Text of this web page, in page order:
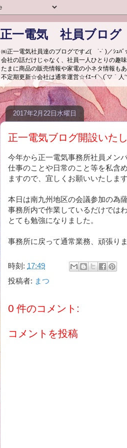
正一電気 社員ブログ
㈱正一電気社員達のブログです∠( ˙-˙ )／ｼｭﾊﾞｯ
会社の話だけじゃなく、社員一人ひとりの趣
たまに商品の販売情報や家電の小ネタ情報もあ
不定期更新☆会社は通常運営☆ｲｴｰｲ＼(´▽｀人
2017年2月22日水曜日
正一電気ブログ開設いた
今年から正一電気事務所社員メン
仕事のことや日常のこと等を私含
ますので、宜しくお願いいたします
本日は南九州地区の会議参加の為
事務所内で作業しているだけでは
とても勉強になりました。
事務所に戻って通常業務、頑張りま
時刻: 17:49
投稿者: まつ
0 件のコメント:
コメントを投稿